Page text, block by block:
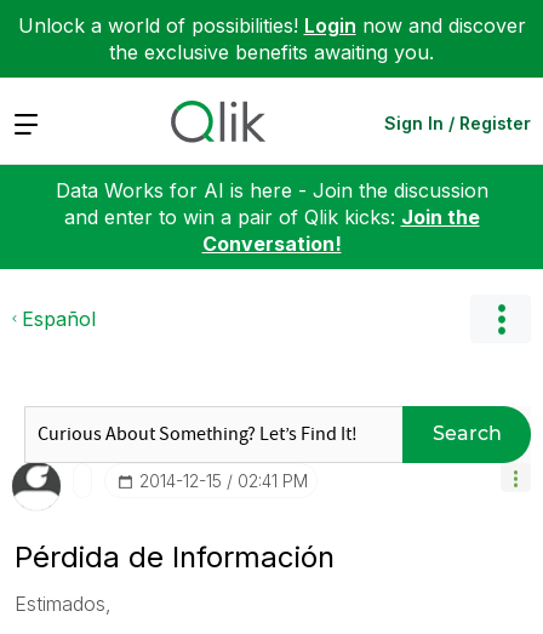
Unlock a world of possibilities! Login now and discover
the exclusive benefits awaiting you.
Expand Sign In / Register
Data Works for AI is here - Join the discussion
and enter to win a pair of Qlik kicks: Join the
Conversation!
Español
Search
‎2014-12-15 02:41 PM
Pérdida de Información
Estimados,